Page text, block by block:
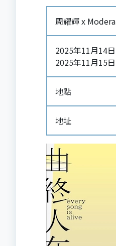
周耀輝 x
2025年11月14
2025年11月15
地點
地址